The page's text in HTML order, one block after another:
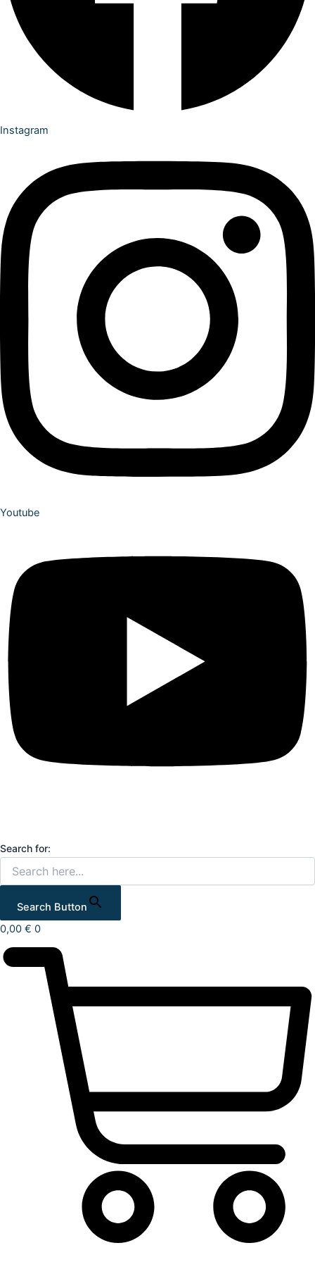
Instagram
Youtube
Search for:
Search Button
0,00 € 0